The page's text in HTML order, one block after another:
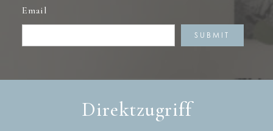
Email
Direktzugriff